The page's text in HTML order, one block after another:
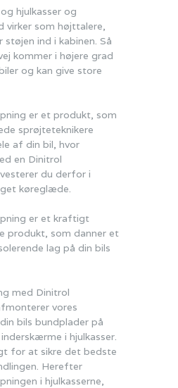
hjulkasser og
virker som højttalere,
ind i kabinen. Så
kommer i højere grad
og kan give store
er et produkt, som
sprøjteteknikere
af din bil, hvor
en Dinitrol
du derfor i
køreglæde.
er et kraftigt
produkt, som danner et
lag på din bils
med Dinitrol
vores
bils bundplader på
i hjulkasser.
for at sikre det bedste
Herefter
i hjulkasserne,